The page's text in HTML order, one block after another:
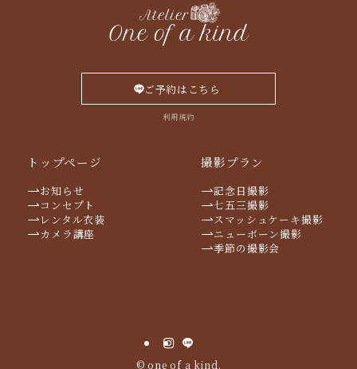
ご予約はこちら
利用規約
トップページ
お知らせ
コンセプト
レンタル衣装
カメラ講座
撮影プラン
記念日撮影
七五三撮影
スマッシュケーキ撮影
ニューボーン撮影
季節の撮影会
© one of a kind.